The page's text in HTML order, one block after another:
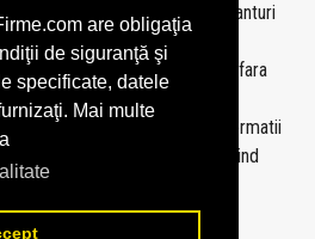
are obligaţia
de siguranţă şi
specificate, datele
Mai multe
TopFirme
pe baza ultimelor bilanturi
fara acordul TopFirme si fara
topuri personalizate
sau informatii
va rugam sa ne contactati folosind